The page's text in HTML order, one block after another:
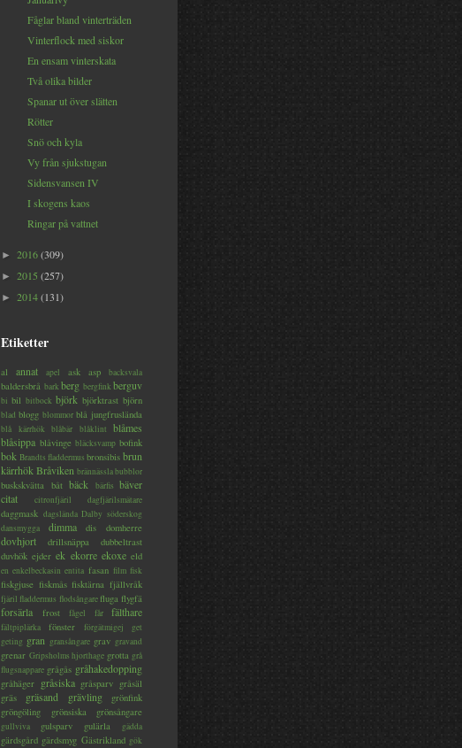
Fåglar bland vinterträden
Vinterflock med siskor
En ensam vinterskata
Två olika bilder
Spanar ut över slätten
Rötter
Snö och kyla
Vy från sjukstugan
Sidensvansen IV
I skogens kaos
Ringar på vattnet
► 2016(309)
► 2015 (257)
► 2014(131)
Etiketter
al annat apel ask asp backsvala
baldersbrå barkberg bergfinkberguv
bi bil bitbock björk björktrast björn
blad blogg blommor blå jungfruslända
blå kärrhök blåbär blåklint
blåmes
blåsippa blåvinge bläcksvamp bofink
bok Brandts fladdermus bronsibis brun
kärrhökBråviken brännässlabubblor
buskskvätta båt bäck bärfis bäver
citat
citronfjäril dagfjärilsmätare
daggmask dagslända Dalby söderskog
dansmygga
dimma dis domherre
dovhjort drillsnäppa
dubbeltrast
duvhök ejder ek ekorre ekoxe eld
en enkelbeckasin entita fasan film fisk
fiskgjuse fiskmås fisktärna fjällvråk
fjäril fladdermus flodsångarefluga flygfä
forsärla frost fågel får fälthare
fältpiplärka fönster förgätmigej
get
geting gran gransångare grav gravand
grenar Gripsholms hjorthage grotta grå
flugsnappare grågås gråhakedopping
gråhäger gråsiska gråsparv gråsäl
gräs
gräsand grävling
grönfink
gröngöling
grönsiska grönsångare
gullviva gulsparv gulärla gädda
gärdsgård gärdsmyg Gästrikland gök